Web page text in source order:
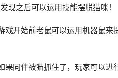
现之后可以运用技能摆脱猫咪！
戏开始前老鼠可以运用机器鼠来
果同伴被猫抓住了，玩家可以进